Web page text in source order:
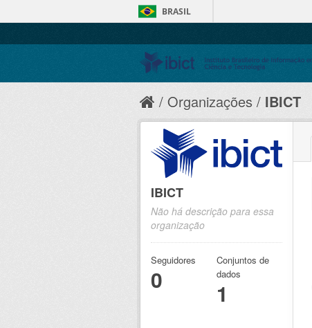
BRASIL
Organizações IBICT
IBICT
Não há descrição para essa
organização
Seguidores
0
Conjuntos de
dados
1